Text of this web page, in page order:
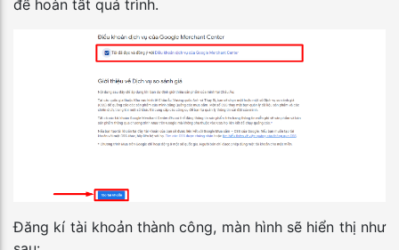
để hoàn tất quá trình.
Đăng kí tài khoản thành công, màn hình sẽ hiển thị như